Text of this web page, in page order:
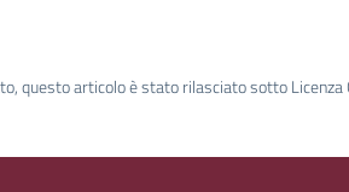
questo articolo è stato rilasciato sotto